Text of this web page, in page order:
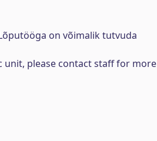
on võimalik tutvuda
unit, please contact staff for more